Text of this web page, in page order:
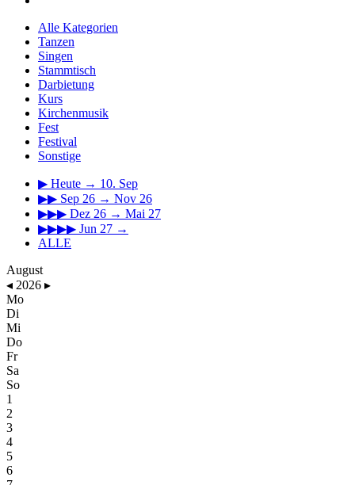
Alle Kategorien
Tanzen
Singen
Stammtisch
Darbietung
Kurs
Kirchenmusik
Fest
Festival
Sonstige
▶ Heute → 10. Sep
▶▶ Sep 26 → Nov 26
▶▶▶ Dez 26 → Mai 27
▶▶▶▶ Jun 27 →
ALLE
August
◂ 2026 ▸
Mo
Di
Mi
Do
Fr
Sa
So
1
2
3
4
5
6